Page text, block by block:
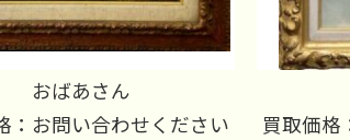
おばあさん
：お問い合わせください
買取価格